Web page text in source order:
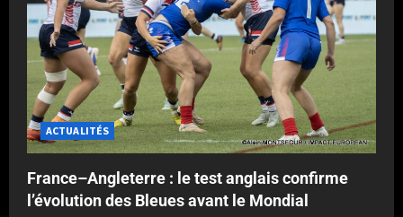
ACTUALITÉS
France–Angleterre : le test anglais confirme
l’évolution des Bleues avant le Mondial